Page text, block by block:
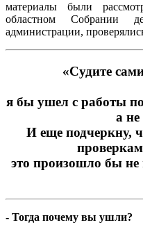
материалы были
областном Cобрании
администрации,
«Судите
я бы ушел с работы
а
И еще подчеркну,
это произошло бы не
- Тогда почему вы ушли?